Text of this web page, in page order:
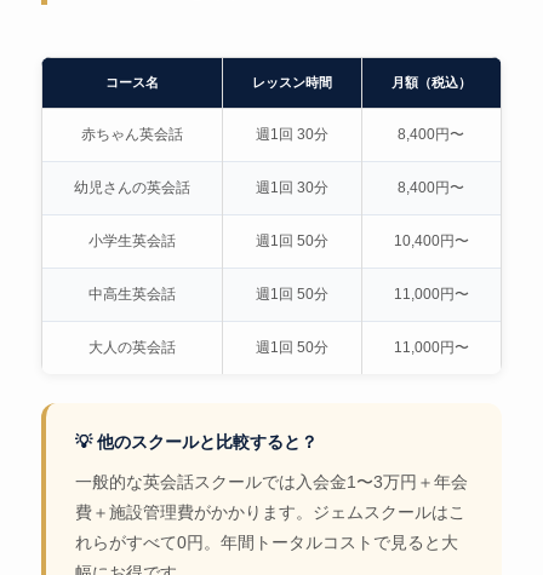
コース名 レッスン時間 月額（税込）
赤ちゃん英会話 週1回 30分 8,400円〜
幼児さんの英会話 週1回 30分 8,400円〜
小学生英会話 週1回 50分 10,400円〜
中高生英会話 週1回 50分 11,000円〜
大人の英会話 週1回 50分 11,000円〜
💡 他のスクールと比較すると？
一般的な英会話スクールでは入会金1〜3万円＋年会
費＋施設管理費がかかります。ジェムスクールはこ
れらがすべて0円。年間トータルコストで見ると大